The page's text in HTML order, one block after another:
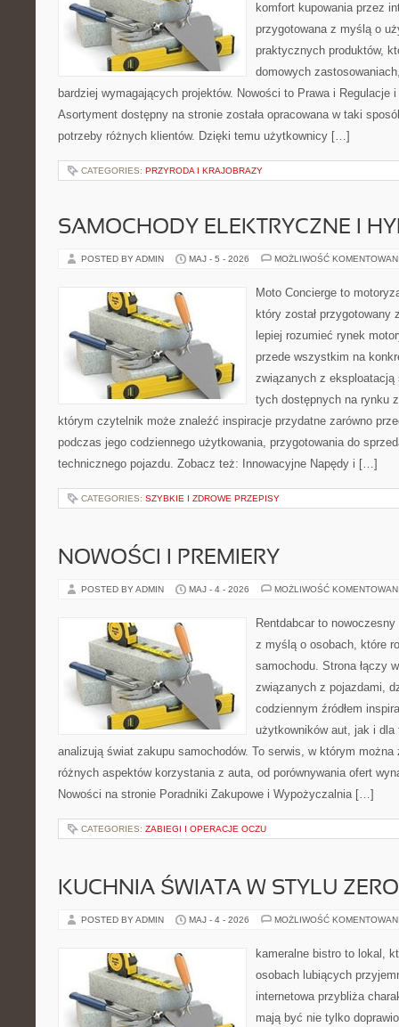
komfort kupowania przez
przygotowana z myślą o
praktycznych produktów,
domowych
bardziej wymagających projektów. Nowości to Prawa i Regulacje
Asortyment dostępny na stronie została opracowana w taki
potrzeby różnych klientów. Dzięki temu użytkownicy […]
CATEGORIES: PRZYRODA I KRAJOBRAZY
SAMOCHODY ELEKTRYCZNE I
POSTED BY ADMIN MAJ - 5 - 2026 MOŻLIWOŚĆ
Moto Concierge to
który został
lepiej rozumieć rynek
przede wszystkim na
związanych z eksploatacją
tych dostępnych na rynku
którym czytelnik może znaleźć inspiracje przydatne zarówno
podczas jego codziennego użytkowania, przygotowania do
technicznego pojazdu. Zobacz też: Innowacyjne Napędy i […]
CATEGORIES: SZYBKIE I ZDROWE PRZEPISY
NOWOŚCI I PREMIERY
POSTED BY ADMIN MAJ - 4 - 2026 MOŻLIWOŚĆ
Rentdabcar to
z myślą o osobach, które
samochodu. Strona łączy
związanych z pojazdami,
codziennym źródłem
użytkowników aut, jak i
analizują świat zakupu samochodów. To serwis, w którym
różnych aspektów korzystania z auta, od porównywania ofert
Nowości na stronie Poradniki Zakupowe i Wypożyczalnia […]
CATEGORIES: ZABIEGI I OPERACJE OCZU
KUCHNIA ŚWIATA W STYLU
POSTED BY ADMIN MAJ - 4 - 2026 MOŻLIWOŚĆ
kameralne bistro to lokal,
osobach lubiących
internetowa przybliża
mają być nie tylko